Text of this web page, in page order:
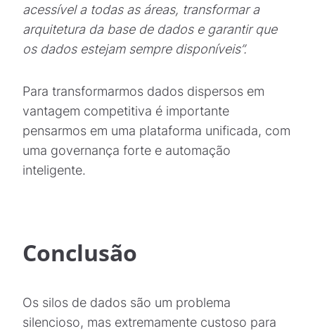
acessível a todas as áreas, transformar a
arquitetura da base de dados e garantir que
os dados estejam sempre disponíveis”.
Para transformarmos dados dispersos em
vantagem competitiva é importante
pensarmos em uma plataforma unificada, com
uma governança forte e automação
inteligente.
Conclusão
Os silos de dados são um problema
silencioso, mas extremamente custoso para